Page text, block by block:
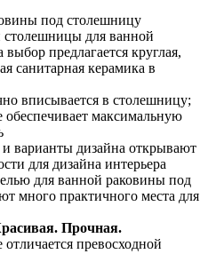
под столешницу
для ванной
предлагается круглая,
санитарная керамика в
вписывается в столешницу;
обеспечивает максимальную
варианты дизайна открывают
для дизайна интерьера
для ванной раковины под
много практичного места для
Прочная.
превосходной